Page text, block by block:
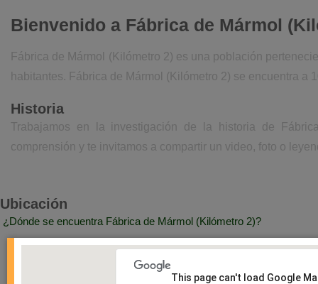
Bienvenido a Fábrica de Mármol
Fábrica de Mármol (Kilómetro 2) es una población
habitantes. Fábrica de Mármol (Kilómetro 2) se encuentra a
Historia
Trabajamos en la investigación de la historia de
comprensión y te invitamos a compartir un video, foto o
Ubicación
¿Dónde se encuentra Fábrica de Mármol (Kilómetro 2)?
This page can't load Google